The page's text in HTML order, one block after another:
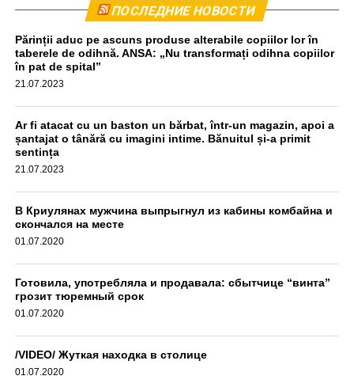
Комбайн был остановлен приблизительно в 440
метрах от места происшествия. Водитель прошел тест
на алкоголь, результат оказался отрицательным,
передаёт unimedia.info. Все обстоятельства инцидента
выясняются.
ПОСЛЕДНИЕ НОВОСТИ
Părinții aduc pe ascuns produse alterabile copiilor lor în
taberele de odihnă. ANSA: „Nu transformați odihna copiilor
în pat de spital”
21.07.2023
Ar fi atacat cu un baston un bărbat, într-un magazin, apoi a
șantajat o tânără cu imagini intime. Bănuitul și-a primit
sentința
21.07.2023
В Криулянах мужчина выпрыгнул из кабины комбайна и
скончался на месте
01.07.2020
Готовила, употребляла и продавала: сбытчице “винта”
грозит тюремный срок
01.07.2020
/VIDEO/ Жуткая находка в столице
01.07.2020